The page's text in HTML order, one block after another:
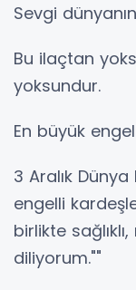
Sevgi
Bu ilaçtan
yoksundur.
En büyük
3 Aralık
engelli
birlikte
diliyorum.""